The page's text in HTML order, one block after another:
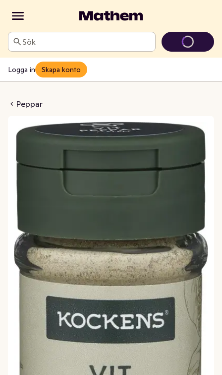
Sök
Logga in Skapa konto
Peppar
Malen